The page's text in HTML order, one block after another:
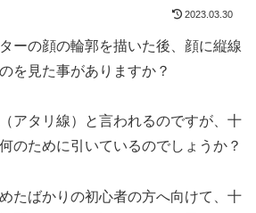
2023.03.30
ーの顔の輪郭を描いた後、顔に縦線
を見た事がありますか？
アタリ線）と言われるのですが、十
のために引いているのでしょうか？
たばかりの初心者の方へ向けて、十